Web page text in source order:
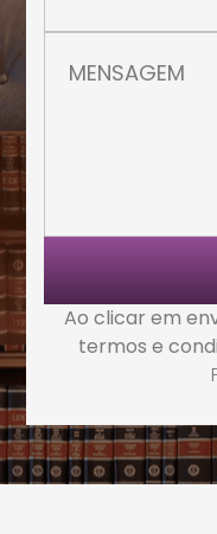
Ao clicar em
termos e